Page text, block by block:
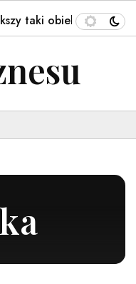
w regionie. Jest…